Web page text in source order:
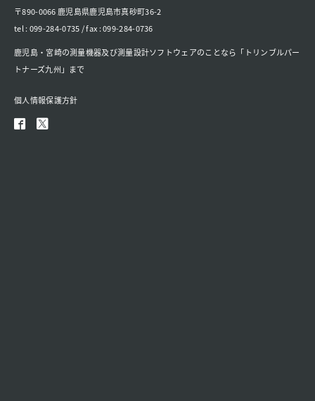
〒890-0066 鹿児島県鹿児島市真砂町36-2
tel : 099-284-0735 / fax : 099-284-0736
鹿児島・宮崎の測量機器及び測量設計ソフトウェアのことなら「トリンブルパー
トナーズ九州」まで
個人情報保護方針